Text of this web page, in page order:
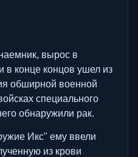
вырос в
в конце концов ушел из
обширной военной
специального
обнаружили рак.
Икс" ему ввели
из крови